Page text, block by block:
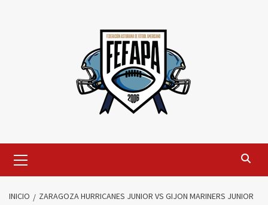
primario
INICIO ZARAGOZA HURRICANES JUNIOR VS GIJON MARINERS JUNIOR